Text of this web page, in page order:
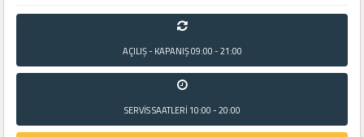
AÇILIŞ - KAPANIŞ09:00 - 21:00
SERVİS SAATLERİ 10:00 - 20:00